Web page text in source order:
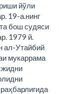
йўли
19-а.нинг
бош судяси
1979 й.
ал-Утайбий
мукаррама